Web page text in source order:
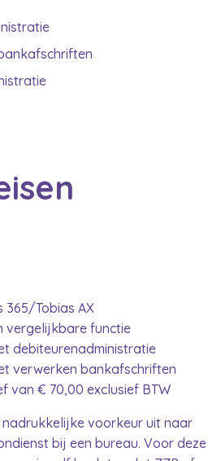
365/Tobias AX
vergelijkbare functie
debiteurenadministratie
verwerken bankafschriften
van € 70,00 exclusief BTW
voorkeur uit naar
bij een bureau. Voor deze